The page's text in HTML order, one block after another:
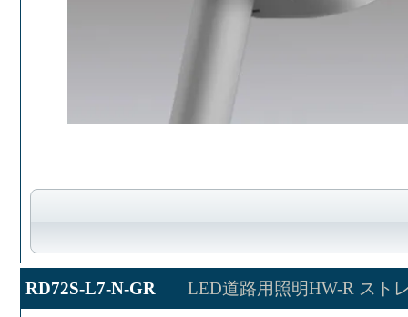
RD72S-L7-N-GR LED道路用照明HW-R スト